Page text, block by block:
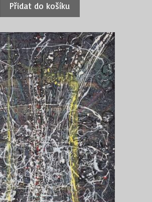
Přidat do košíku